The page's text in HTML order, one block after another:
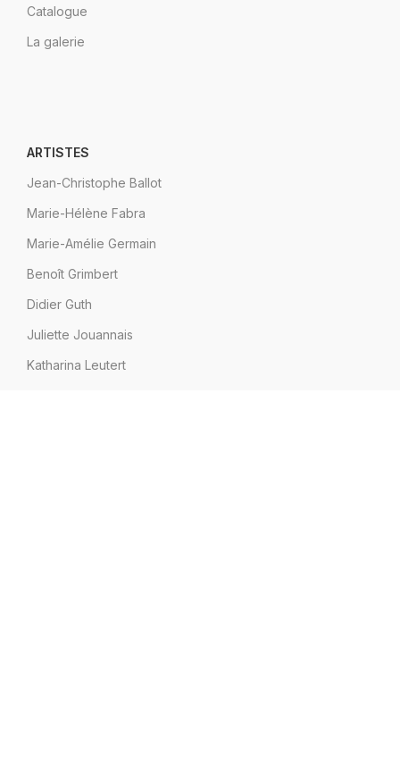
Catalogue
La galerie
ARTISTES
Jean-Christophe Ballot
Marie-Hélène Fabra
Marie-Amélie Germain
Benoît Grimbert
Didier Guth
Juliette Jouannais
Katharina Leutert